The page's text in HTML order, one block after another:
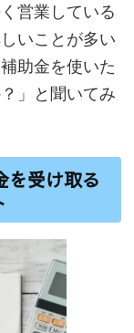
営業している
いことが多い
助金を使いた
」と聞いてみ
を受け取る